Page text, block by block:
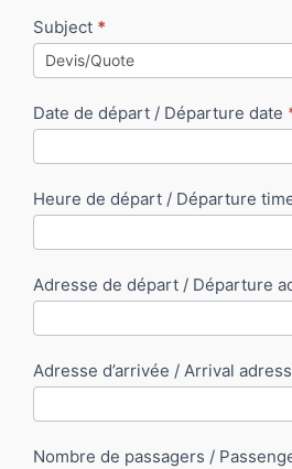
Subject *
Date de départ / Départure date
Heure de départ / Départure
Adresse de départ / Départure
Adresse d’arrivée / Arrival adress
Nombre de passagers /